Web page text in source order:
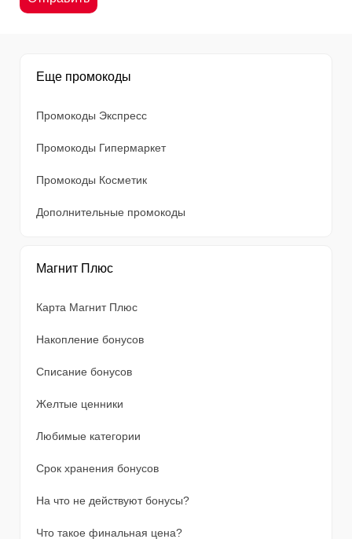
Еще промокоды
Промокоды Экспресс
Промокоды Гипермаркет
Промокоды Косметик
Дополнительные промокоды
Магнит Плюс
Карта Магнит Плюс
Накопление бонусов
Списание бонусов
Желтые ценники
Любимые категории
Срок хранения бонусов
На что не действуют бонусы?
Что такое финальная цена?